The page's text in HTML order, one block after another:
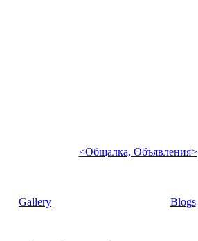
<Общалка, Объявления>
Gallery Blogs